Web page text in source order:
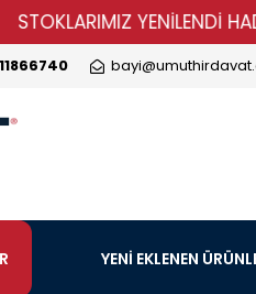
YENİLENDİ HADİ
YENİ EKLENEN